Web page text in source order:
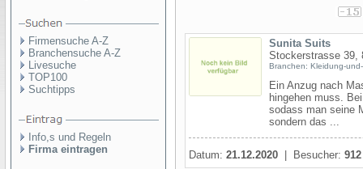
Firmensuche A-Z
Branchensuche A-Z
Livesuche
TOP100
Suchtipps
Info,s und Regeln
Firma eintragen
Sunita Suits
Stockerstrasse 39,
Branchen: Kleidung-
Ein Anzug nach
hingehen muss.
sodass man seine
sondern das ...
Datum: 21.12.2020 | Besucher: 912